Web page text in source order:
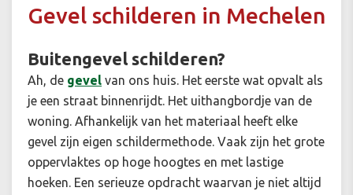
Gevel schilderen in Mechelen
Buitengevel schilderen?
Ah, de gevel van ons huis. Het eerste wat opvalt als
je een straat binnenrijdt. Het uithangbordje van de
woning. Afhankelijk van het materiaal heeft elke
gevel zijn eigen schildermethode. Vaak zijn het grote
oppervlaktes op hoge hoogtes en met lastige
hoeken. Een serieuze opdracht waarvan je niet altijd